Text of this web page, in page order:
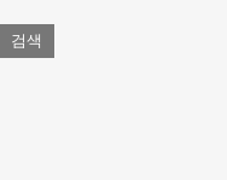
검색